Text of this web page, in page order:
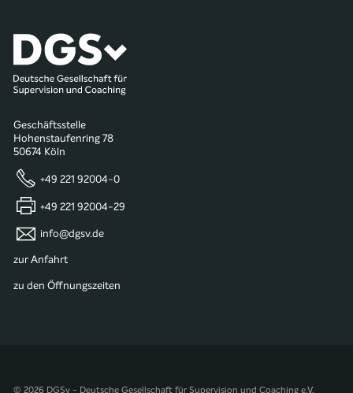
Geschäftsstelle
Hohenstaufenring 78
50674 Köln
+49 221 92004-0
+49 221 92004-29
info@dgsv.de
zur Anfahrt
zu den Öffnungszeiten
© 2026 DGSv - Deutsche Gesellschaft für Supervision und Coaching e.V.